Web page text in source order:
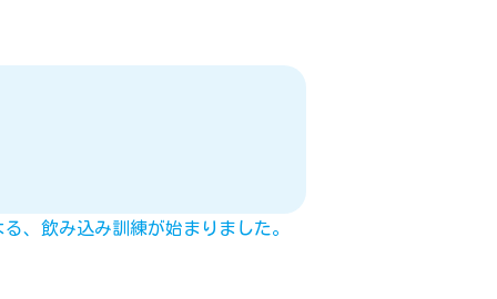
、飲み込み訓練が始まりました。